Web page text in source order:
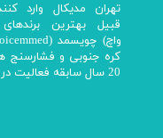
تهران مدیکال وارد
قبیل بهترین
20 سال سابقه فعالیت در واردات و توزیع انواع تجهیزات پزشکی